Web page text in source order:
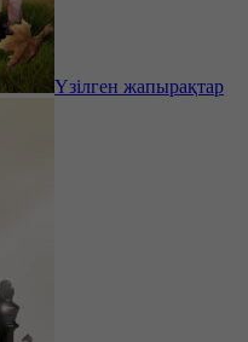
Үзілген жапырақтар